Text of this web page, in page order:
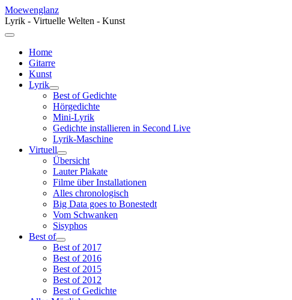
Moewenglanz
Lyrik - Virtuelle Welten - Kunst
Home
Gitarre
Kunst
Lyrik
Best of Gedichte
Hörgedichte
Mini-Lyrik
Gedichte installieren in Second Live
Lyrik-Maschine
Virtuell
Übersicht
Lauter Plakate
Filme über Installationen
Alles chronologisch
Big Data goes to Bonestedt
Vom Schwanken
Sisyphos
Best of
Best of 2017
Best of 2016
Best of 2015
Best of 2012
Best of Gedichte